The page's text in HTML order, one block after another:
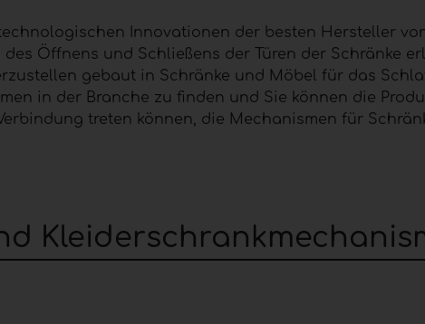
Innovationen der besten Hersteller
des Öffnens und Schließens der Türen der Schränke
gebaut in Schränke und Möbel für das
in der Branche zu finden und Sie können die
treten können, die Mechanismen für